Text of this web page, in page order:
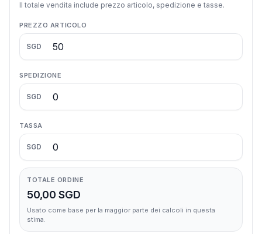
Il totale vendita include prezzo articolo, spedizione e tasse.
PREZZO ARTICOLO
SGD
SPEDIZIONE
SGD
TASSA
SGD
TOTALE ORDINE
50,00 SGD
Usato come base per la maggior parte dei calcoli in questa
stima.